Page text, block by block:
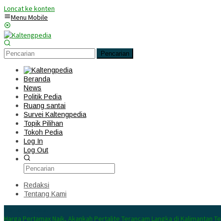
Loncat ke konten
Menu Mobile
Pencarian
Beranda
News
Politik Pedia
Ruang santai
Survei Kaltengpedia
Topik Pilihan
Tokoh Pedia
Log In
Log Out
Redaksi
Tentang Kami
Harga Pertamax Naik, Akankah Pertalite Terancam Langka di Kalimantan